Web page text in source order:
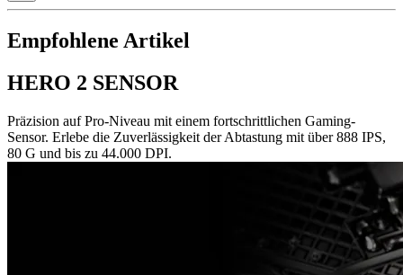
Empfohlene Artikel
HERO 2 SENSOR
Präzision auf Pro-Niveau mit einem fortschrittlichen Gaming-
Sensor. Erlebe die Zuverlässigkeit der Abtastung mit über 888 IPS,
80 G und bis zu 44.000 DPI.